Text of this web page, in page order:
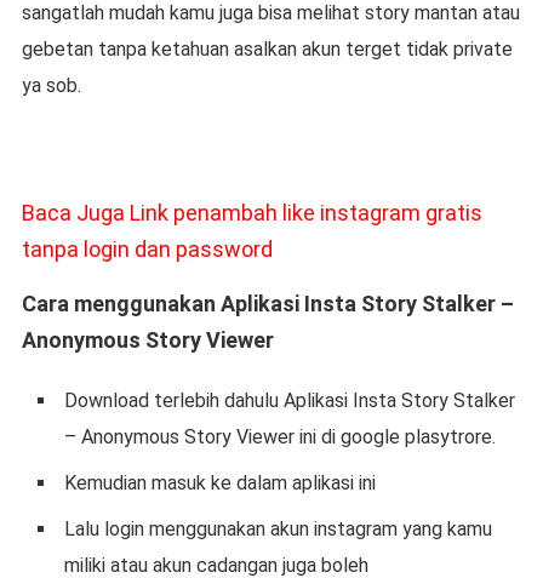
sangatlah mudah kamu juga bisa melihat story mantan atau
gebetan tanpa ketahuan asalkan akun terget tidak private
ya sob.
Baca Juga Link penambah like instagram gratis
tanpa login dan password
Cara menggunakan Aplikasi Insta Story Stalker –
Anonymous Story Viewer
Download terlebih dahulu Aplikasi Insta Story Stalker
– Anonymous Story Viewer ini di google plasytrore.
Kemudian masuk ke dalam aplikasi ini
Lalu login menggunakan akun instagram yang kamu
miliki atau akun cadangan juga boleh